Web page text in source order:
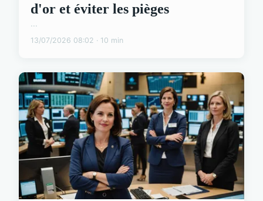
d'or et éviter les pièges
...
13/07/2026 08:02 · 10 min